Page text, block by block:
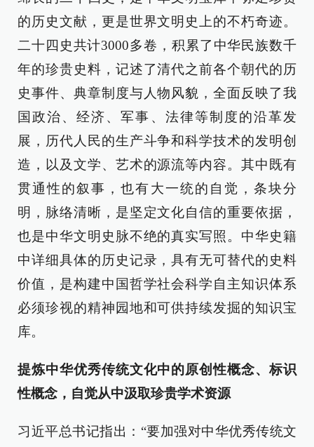
的历史文献，更是世界文明史上的不朽奇迹。
二十四史共计3000多卷，积累了中华民族数千
年的珍贵史料，记述了清代之前各个朝代的历
史事件、典章制度与人物风貌，全面反映了我
国政治、经济、军事、法律等制度的沿革发
展，历代人民的生产斗争和科学技术的发明创
造，以及文学、艺术的源流等内容。其中既有
贯通性的叙事，也有大一统的自觉，条块分
明，脉络清晰，是坚定文化自信的重要依据，
也是中华文明史脉不绝的真实写照。中华史籍
中详细具体的历史记录，具有无可替代的史料
价值，是构建中国哲学社会科学自主知识体系
必须珍视的精神园地和可供持续发掘的知识宝
库。
提炼中华优秀传统文化中的原创性概念、标识
性概念，自觉从中汲取珍贵学术资源
习近平总书记指出：“要加强对中华优秀传统文